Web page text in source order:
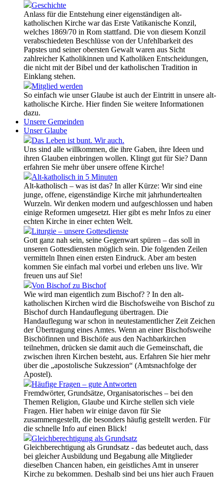
Geschichte
Anlass für die Entstehung einer eigenständigen alt-
katholischen Kirche war das Erste Vatikanische Konzil,
welches 1869/70 in Rom stattfand. Die von diesem Konzil
verabschiedeten Beschlüsse von der Unfehlbarkeit des
Papstes und seiner obersten Gewalt waren aus Sicht
zahlreicher Katholikinnen und Katholiken Entscheidungen,
die nicht mit der Bibel und der katholischen Tradition in
Einklang stehen.
Mitglied werden
So einfach wie unser Glaube ist auch der Eintritt in unsere alt-
katholische Kirche. Hier finden Sie weitere Informationen
dazu.
Unsere Gemeinden
Unser Glaube
Das Leben ist bunt. Wir auch.
Uns sind alle willkommen, die ihre Gaben, ihre Ideen und
ihren Glauben einbringen wollen. Klingt gut für Sie? Dann
erfahren Sie mehr über unsere offene Kirche!
Alt-katholisch in 5 Minuten
Alt-katholisch – was ist das? In aller Kürze: Wir sind eine
junge, offene, eigenständige Kirche mit jahrhundertealten
Wurzeln. Wir denken modern und aufgeschlossen und haben
einige Reformen umgesetzt. Hier gibt es mehr Infos zu einer
echten Kirche in einer echten Welt.
Liturgie – unsere Gottesdienste
Gott ganz nah sein, seine Gegenwart spüren – das soll in
unseren Gottesdiensten möglich sein. Die folgenden Zeilen
vermitteln Ihnen einen ersten Eindruck. Aber am besten
kommen Sie einfach mal vorbei und erleben uns live. Wir
freuen uns auf Sie!
Von Bischof zu Bischof
Wie wird man eigentlich zum Bischof? ? In den alt-
katholischen Kirchen wird die Bischofsweihe von Bischof zu
Bischof durch Handauflegung übertragen. Die
Handauflegung war schon in neutestamentlicher Zeit Zeichen
der Übertragung eines Amtes. Wenn an einer Bischofsweihe
Bischöfinnen und Bischöfe aus den Nachbarkirchen
teilnehmen, drücken sie damit auch die Gemeinschaft, die
zwischen ihren Kirchen besteht, aus. Erfahren Sie hier mehr
über die „apostolische Sukzession“ (Amtsnachfolge der
Apostel).
Häufige Fragen – gute Antworten
Fremdwörter, Grundsätze, Organisatorisches – bei den
Themen Religion, Glaube und Kirche stellen sich viele
Fragen. Hier haben wir einige davon für Sie
zusammengestellt, die besonders häufig gestellt werden. Für
die schnelle Info auf einen Blick!
Gleichberechtigung als Grundsatz
Gleichberechtigung als Grundsatz - das bedeutet auch, dass
bei gleicher Ausbildung und Begabung alle Mitglieder
dieselben Chancen haben, ein geistliches Amt in unserer
Kirche zu bekommen. Deshalb sind bei uns hier auch Frauen